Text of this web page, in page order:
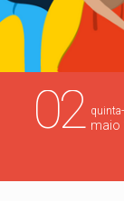
02 maio